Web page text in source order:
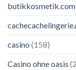
butikkosmetik.com
casino (158)
Casino ohne oasis